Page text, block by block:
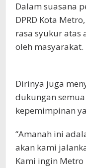
Dalam suasana
DPRD Kota
rasa syukur atas
oleh masyarakat.
Dirinya juga
dukungan
kepemimpinan
“Amanah ini
akan kami
Kami ingin